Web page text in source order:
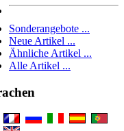
Sonderangebote ...
Neue Artikel ...
Ähnliche Artikel ...
Alle Artikel ...